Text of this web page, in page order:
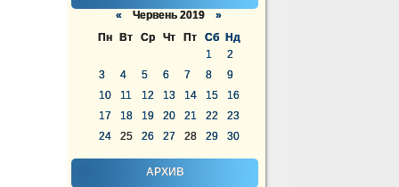
« Червень 2019 »
Пн
Вт Ср Чт Пт Сб
Нд
1
2
3
4 5 6 7 8
9
10
11 12 13 14 15
16
17
18 19 20 21 22
23
24
25 26 27 28 29 30
АРХИВ